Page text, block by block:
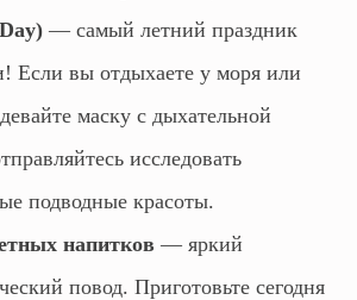
— самый летний праздник
Если вы отдыхаете у моря или
маску с дыхательной
исследовать
подводные красоты.
напитков — яркий
повод. Приготовьте сегодня